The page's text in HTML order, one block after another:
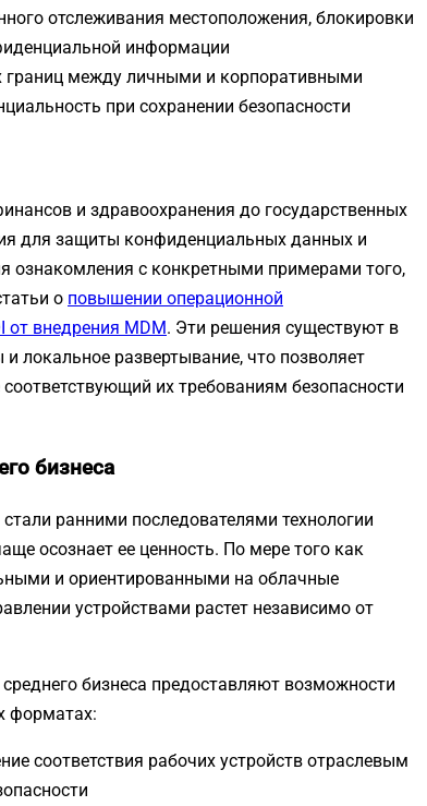
отслеживания местоположения, блокировки
информации
границ между личными и корпоративными
при сохранении безопасности
и здравоохранения до государственных
для защиты конфиденциальных данных и
ознакомления с конкретными примерами того,
о повышении операционной
от внедрения MDM. Эти решения существуют в
локальное развертывание, что позволяет
их требованиям безопасности
бизнеса
ранними последователями технологии
осознает ее ценность. По мере того как
и ориентированными на облачные
устройствами растет независимо от
бизнеса предоставляют возможности
форматах:
соответствия рабочих устройств отраслевым